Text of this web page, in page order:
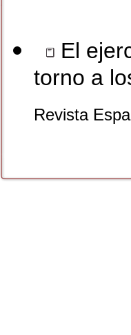
El
torno a
Revista